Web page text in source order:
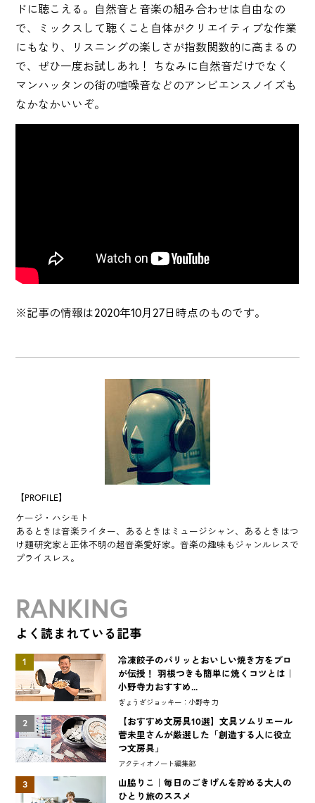
ドに聴こえる。自然音と音楽の組み合わせは自由なの
で、ミックスして聴くこと自体がクリエイティブな作業
にもなり、リスニングの楽しさが指数関数的に高まるの
で、ぜひ一度お試しあれ！ ちなみに自然音だけでなく
マンハッタンの街の喧噪音などのアンビエンスノイズも
なかなかいいぞ。
※記事の情報は2020年10月27日時点のものです。
【PROFILE】
ケージ・ハシモト
あるときは音楽ライター、あるときはミュージシャン、あるときはつ
け麺研究家と正体不明の超音楽愛好家。音楽の趣味もジャンルレスで
プライスレス。
RANKING
よく読まれている記事
1
冷凍餃子のパリッとおいしい焼き方をプロ
が伝授！ 羽根つきも簡単に焼くコツとは｜
小野寺力おすすめ...
ぎょうざジョッキー：小野寺 力
2
【おすすめ文房具10選】文具ソムリエール
菅未里さんが厳選した「創造する人に役立
つ文房具」
アクティオノート編集部
3
山脇りこ｜毎日のごきげんを貯める大人の
ひとり旅のススメ